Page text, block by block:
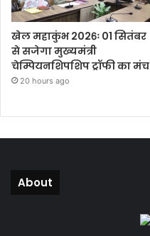
खेल महाकुंभ 2026ः 01 सितंबर
से सजेगा मुख्यमंत्री
चेम्पियनशिपशिप ट्रॉफी का मंच
20 hours ago
About